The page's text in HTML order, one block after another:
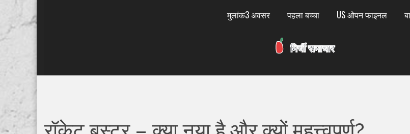
मुलांक3 अवसर पहला बच्चा US ओपन फाइनल